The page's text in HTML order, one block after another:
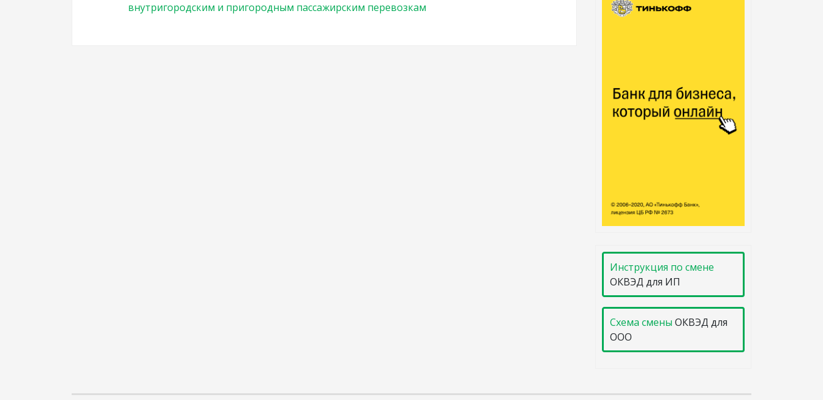
внутригородским и пригородным пассажирским перевозкам
Инструкция по смене
ОКВЭД для ИП
Схема смены ОКВЭД для
ООО